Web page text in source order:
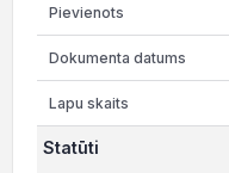
Statūti